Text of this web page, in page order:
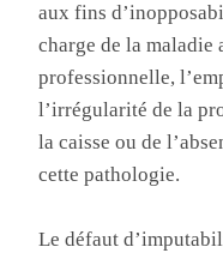
aux fins
charge de la
professionnelle,
l’irrégularité de la
la caisse ou de
cette pathologie.
Le défaut